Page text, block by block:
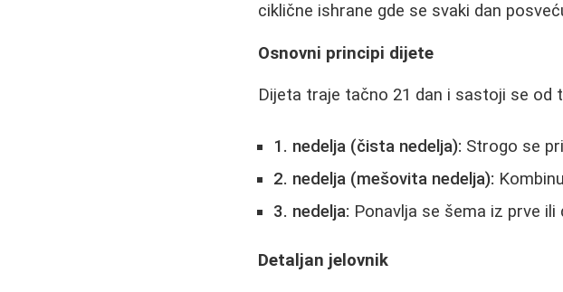
ciklične ishrane gde se svaki dan
Osnovni principi dijete
Dijeta traje tačno 21 dan i sastoji se od
1. nedelja (čista nedelja): Strogo se
2. nedelja (mešovita nedelja):
3. nedelja: Ponavlja se šema iz prve ili
Detaljan jelovnik